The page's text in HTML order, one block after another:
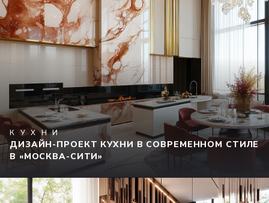
КУХНИ
ДИЗАЙН-ПРОЕКТ КУХНИ В СОВРЕМЕННОМ СТИЛЕ
В «МОСКВА-СИТИ»